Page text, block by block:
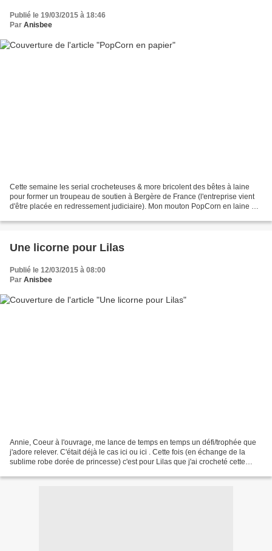
Publié le 19/03/2015 à 18:46
Par Anisbee
Cette semaine les serial crocheteuses & more bricolent des bêtes à laine
pour former un troupeau de soutien à Bergère de France (l'entreprise vient
d'être placée en redressement judiciaire). Mon mouton PopCorn en laine n'a
Une licorne pour Lilas
Publié le 12/03/2015 à 08:00
Par Anisbee
Annie, Coeur à l'ouvrage, me lance de temps en temps un défi/trophée que
j'adore relever. C'était déjà le cas ici ou ici . Cette fois (en échange de la
sublime robe dorée de princesse) c'est pour Lilas que j'ai crocheté cette